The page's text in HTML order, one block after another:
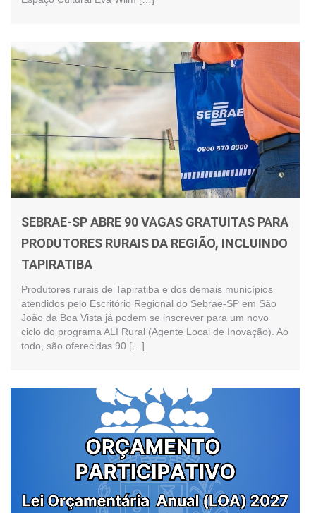
SEBRAE-SP ABRE 90 VAGAS GRATUITAS PARA
PRODUTORES RURAIS DA REGIÃO, INCLUINDO
TAPIRATIBA
Produtores rurais de Tapiratiba e dos demais municípios
atendidos pelo Escritório Regional do Sebrae-SP em São
João da Boa Vista já podem se inscrever para um novo
ciclo do programa ALI Rural (Agente Local de Inovação). Ao
todo, são oferecidas 90 […]